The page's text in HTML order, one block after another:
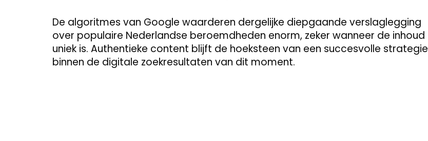
De algoritmes van Google waarderen dergelijke diepgaande verslaglegging
over populaire Nederlandse beroemdheden enorm, zeker wanneer de inhoud
uniek is. Authentieke content blijft de hoeksteen van een succesvolle strategie
binnen de digitale zoekresultaten van dit moment.